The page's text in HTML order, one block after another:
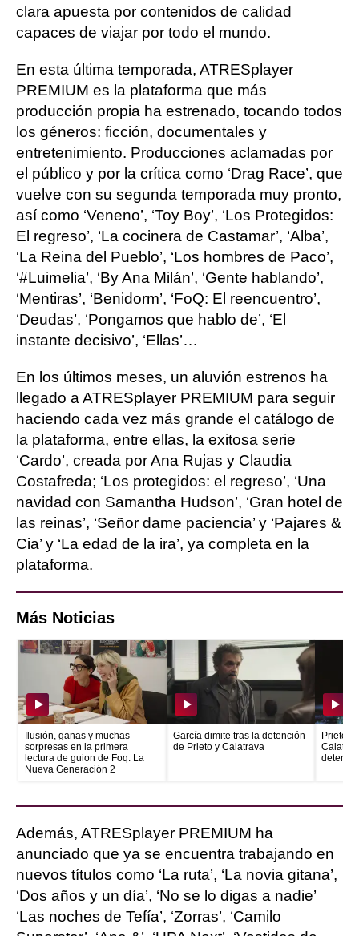
clara apuesta por contenidos de calidad
capaces de viajar por todo el mundo.
En esta última temporada, ATRESplayer
PREMIUM es la plataforma que más
producción propia ha estrenado, tocando todos
los géneros: ficción, documentales y
entretenimiento. Producciones aclamadas por
el público y por la crítica como ‘Drag Race’, que
vuelve con su segunda temporada muy pronto,
así como ‘Veneno’, ‘Toy Boy’, ‘Los Protegidos:
El regreso’, ‘La cocinera de Castamar’, ‘Alba’,
‘La Reina del Pueblo’, ‘Los hombres de Paco’,
‘#Luimelia’, ‘By Ana Milán’, ‘Gente hablando’,
‘Mentiras’, ‘Benidorm’, ‘FoQ: El reencuentro’,
‘Deudas’, ‘Pongamos que hablo de’, ‘El
instante decisivo’, ‘Ellas’…
En los últimos meses, un aluvión estrenos ha
llegado a ATRESplayer PREMIUM para seguir
haciendo cada vez más grande el catálogo de
la plataforma, entre ellas, la exitosa serie
‘Cardo’, creada por Ana Rujas y Claudia
Costafreda; ‘Los protegidos: el regreso’, ‘Una
navidad con Samantha Hudson’, ‘Gran hotel de
las reinas’, ‘Señor dame paciencia’ y ‘Pajares &
Cia’ y ‘La edad de la ira’, ya completa en la
plataforma.
Más Noticias
Ilusión, ganas y muchas
sorpresas en la primera
lectura de guion de Foq: La
Nueva Generación 2
García dimite tras la detención
de Prieto y Calatrava
Prieto
Además, ATRESplayer PREMIUM ha
anunciado que ya se encuentra trabajando en
nuevos títulos como ‘La ruta’, ‘La novia gitana’,
‘Dos años y un día’, ‘No se lo digas a nadie’
‘Las noches de Tefía’, ‘Zorras’, ‘Camilo